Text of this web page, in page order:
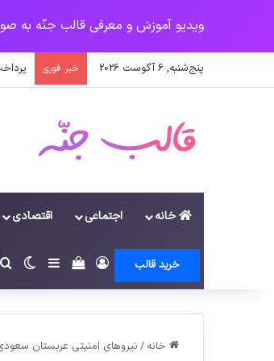
ویدیو آموزش و معرفی قالب جنّه به صورت
پنج‌شنبه, 6 آگوست 2026 خبر فوری پرداخت
خانه اجتماعی اقتصادی
خرید قالب وروددیدن سبد
سایدبار
خانه / نیروهای امنیتی عربستان